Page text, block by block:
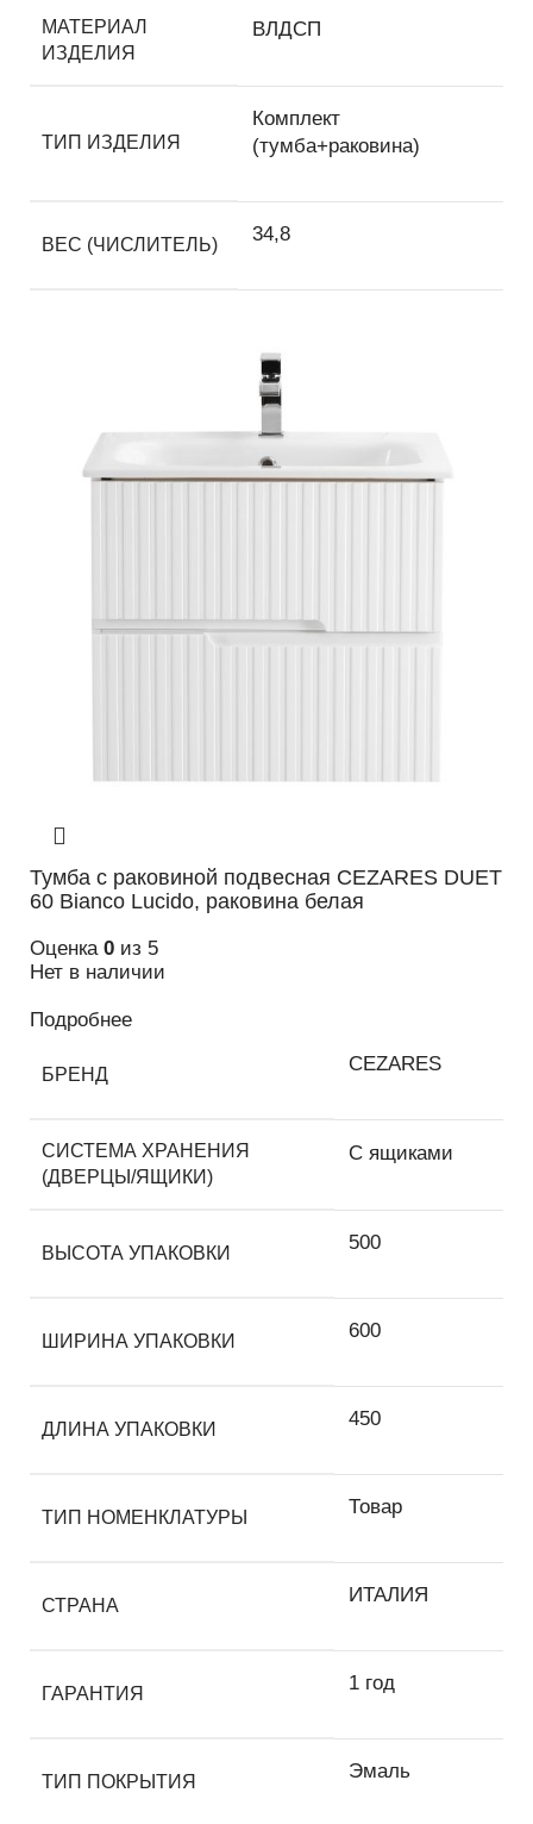
МАТЕРИАЛ
ИЗДЕЛИЯ
ВЛДСП
ТИП ИЗДЕЛИЯ
Комплект
(тумба+раковина)
ВЕС (ЧИСЛИТЕЛЬ) 34,8
Тумба с раковиной подвесная CEZARES DUET
60 Bianco Lucido, раковина белая
Оценка 0 из 5
Нет в наличии
Подробнее
БРЕНД CEZARES
СИСТЕМА ХРАНЕНИЯ
(ДВЕРЦЫ/ЯЩИКИ)
С ящиками
ВЫСОТА УПАКОВКИ 500
ШИРИНА УПАКОВКИ 600
ДЛИНА УПАКОВКИ 450
ТИП НОМЕНКЛАТУРЫ Товар
СТРАНА ИТАЛИЯ
ГАРАНТИЯ 1 год
ТИП ПОКРЫТИЯ Эмаль